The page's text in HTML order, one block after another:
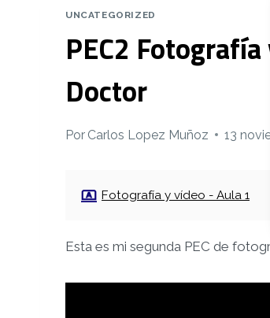
UNCATEGORIZED
PEC2
Doctor
Por Carlos Lopez Muñoz 13
Fotografía y vídeo - Aula 1
Esta es mi segunda PEC de